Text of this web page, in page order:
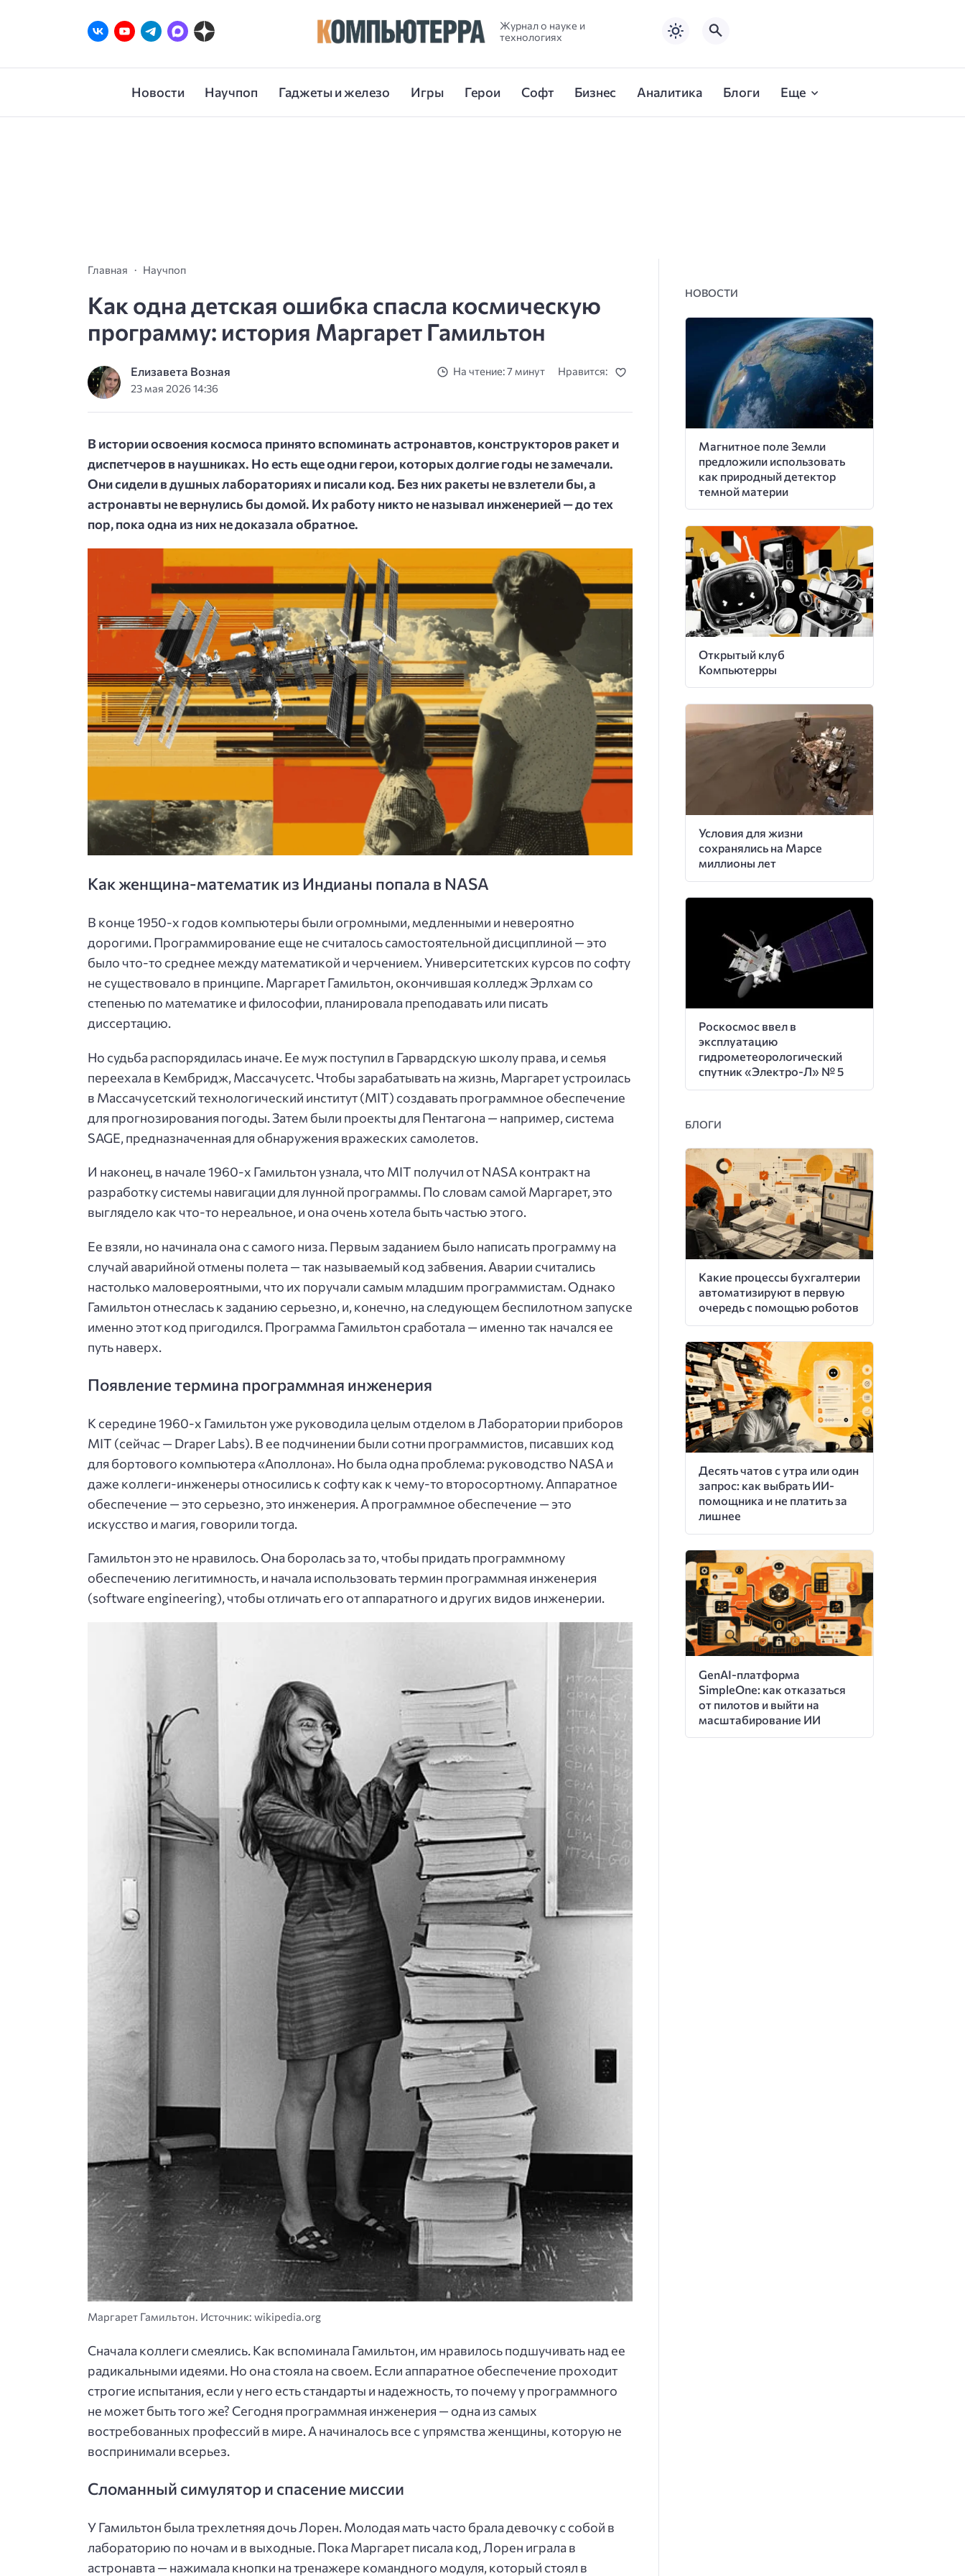
Журнал о науке и
технологиях
Новости Научпоп Гаджеты и железо Игры Герои Софт Бизнес Аналитика Блоги Еще
Главная Научпоп
Как одна детская ошибка спасла космическую
программу: история Маргарет Гамильтон
Елизавета Возная
23 мая 2026 14:36
На чтение: 7 минут Нравится:
В истории освоения космоса принято вспоминать астронавтов, конструкторов ракет и
диспетчеров в наушниках. Но есть еще одни герои, которых долгие годы не замечали.
Они сидели в душных лабораториях и писали код. Без них ракеты не взлетели бы, а
астронавты не вернулись бы домой. Их работу никто не называл инженерией — до тех
пор, пока одна из них не доказала обратное.
Как женщина-математик из Индианы попала в NASA
В конце 1950-х годов компьютеры были огромными, медленными и невероятно
дорогими. Программирование еще не считалось самостоятельной дисциплиной — это
было что-то среднее между математикой и черчением. Университетских курсов по софту
не существовало в принципе. Маргарет Гамильтон, окончившая колледж Эрлхам со
степенью по математике и философии, планировала преподавать или писать
диссертацию.
Но судьба распорядилась иначе. Ее муж поступил в Гарвардскую школу права, и семья
переехала в Кембридж, Массачусетс. Чтобы зарабатывать на жизнь, Маргарет устроилась
в Массачусетский технологический институт (MIT) создавать программное обеспечение
для прогнозирования погоды. Затем были проекты для Пентагона — например, система
SAGE, предназначенная для обнаружения вражеских самолетов.
И наконец, в начале 1960-х Гамильтон узнала, что MIT получил от NASA контракт на
разработку системы навигации для лунной программы. По словам самой Маргарет, это
выглядело как что-то нереальное, и она очень хотела быть частью этого.
Ее взяли, но начинала она с самого низа. Первым заданием было написать программу на
случай аварийной отмены полета — так называемый код забвения. Аварии считались
настолько маловероятными, что их поручали самым младшим программистам. Однако
Гамильтон отнеслась к заданию серьезно, и, конечно, на следующем беспилотном запуске
именно этот код пригодился. Программа Гамильтон сработала — именно так начался ее
путь наверх.
Появление термина программная инженерия
К середине 1960-х Гамильтон уже руководила целым отделом в Лаборатории приборов
MIT (сейчас — Draper Labs). В ее подчинении были сотни программистов, писавших код
для бортового компьютера «Аполлона». Но была одна проблема: руководство NASA и
даже коллеги-инженеры относились к софту как к чему-то второсортному. Аппаратное
обеспечение — это серьезно, это инженерия. А программное обеспечение — это
искусство и магия, говорили тогда.
Гамильтон это не нравилось. Она боролась за то, чтобы придать программному
обеспечению легитимность, и начала использовать термин программная инженерия
(software engineering), чтобы отличать его от аппаратного и других видов инженерии.
Маргарет Гамильтон. Источник: wikipedia.org
Сначала коллеги смеялись. Как вспоминала Гамильтон, им нравилось подшучивать над ее
радикальными идеями. Но она стояла на своем. Если аппаратное обеспечение проходит
строгие испытания, если у него есть стандарты и надежность, то почему у программного
не может быть того же? Сегодня программная инженерия — одна из самых
востребованных профессий в мире. А начиналось все с упрямства женщины, которую не
воспринимали всерьез.
Сломанный симулятор и спасение миссии
У Гамильтон была трехлетняя дочь Лорен. Молодая мать часто брала девочку с собой в
лабораторию по ночам и в выходные. Пока Маргарет писала код, Лорен играла в
астронавта — нажимала кнопки на тренажере командного модуля, который стоял в
НОВОСТИ
Магнитное поле Земли
предложили использовать
как природный детектор
темной материи
Открытый клуб
Компьютерры
Условия для жизни
сохранялись на Марсе
миллионы лет
Роскосмос ввел в
эксплуатацию
гидрометеорологический
спутник «Электро-Л» № 5
БЛОГИ
Какие процессы бухгалтерии
автоматизируют в первую
очередь с помощью роботов
Десять чатов с утра или один
запрос: как выбрать ИИ-
помощника и не платить за
лишнее
GenAI-платформа
SimpleOne: как отказаться
от пилотов и выйти на
масштабирование ИИ